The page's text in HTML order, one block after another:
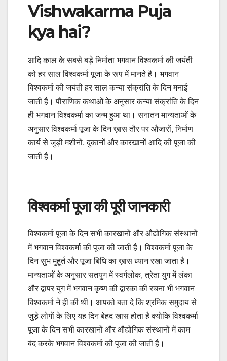
Vishwakarma Puja
kya hai?
आदि काल के सबसे बड़े निर्माता भगवान विश्‍वकर्मा की जयंती
को हर साल विश्वकर्मा पूजा के रूप में मानते है। भगवान
विश्‍वकर्मा की जयंती हर साल कन्‍या संक्रांति के दिन मनाई
जाती है। पौराणिक कथाओं के अनुसार कन्‍या संक्रांति के दिन
ही भगवान विश्वकर्मा का जन्म हुआ था। सनातन मान्यताओं के
अनुसार विश्‍वकर्मा पूजा के दिन ख़ास तौर पर औजारों, निर्माण
कार्य से जुड़ी मशीनों, दुकानों और कारखानों आदि की पूजा की
जाती है।
विश्वकर्मा पूजा की पूरी जानकारी
विश्वकर्मा पूजा के दिन सभी कारखानों और औद्योगिक संस्थानों
में भगवान विश्वकर्मा की पूजा की जाती है। विश्वकर्मा पूजा के
दिन सुभ मुहूर्त और पूजा बिधि का ख़ास ध्यान रखा जाता है।
मान्यताओं के अनुसार सतयुग में स्वर्गलोक, त्रेता युग में लंका
और द्वापर युग में भगवान कृष्ण की द्वारका की रचना भी भगवान
विश्वकर्मा ने ही की थी। आपको बता दे कि श्रमिक समुदाय से
जुड़े लोगों के लिए यह दिन बेहद खास होता है क्योकि विश्वकर्मा
पूजा के दिन सभी कारखानों और औद्योगिक संस्थानों में काम
बंद करके भगवान विश्वकर्मा की पूजा की जाती है।